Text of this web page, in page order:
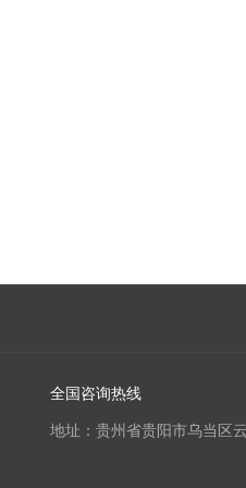
全国咨询热线
地址：贵州省贵阳市乌当区